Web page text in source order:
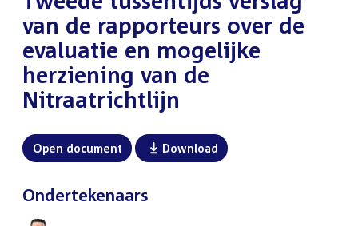
van de rapporteurs over de
evaluatie en mogelijke
herziening van de
Nitraatrichtlijn
Open document Download
Ondertekenaars